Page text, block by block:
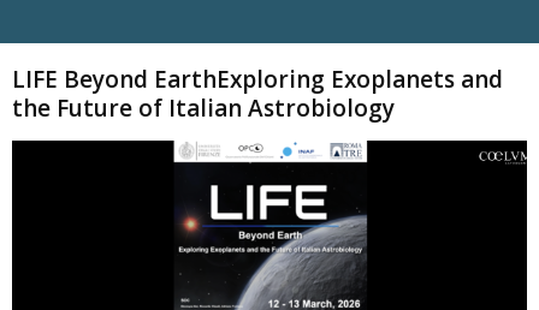
LIFE Beyond EarthExploring Exoplanets and
the Future of Italian Astrobiology